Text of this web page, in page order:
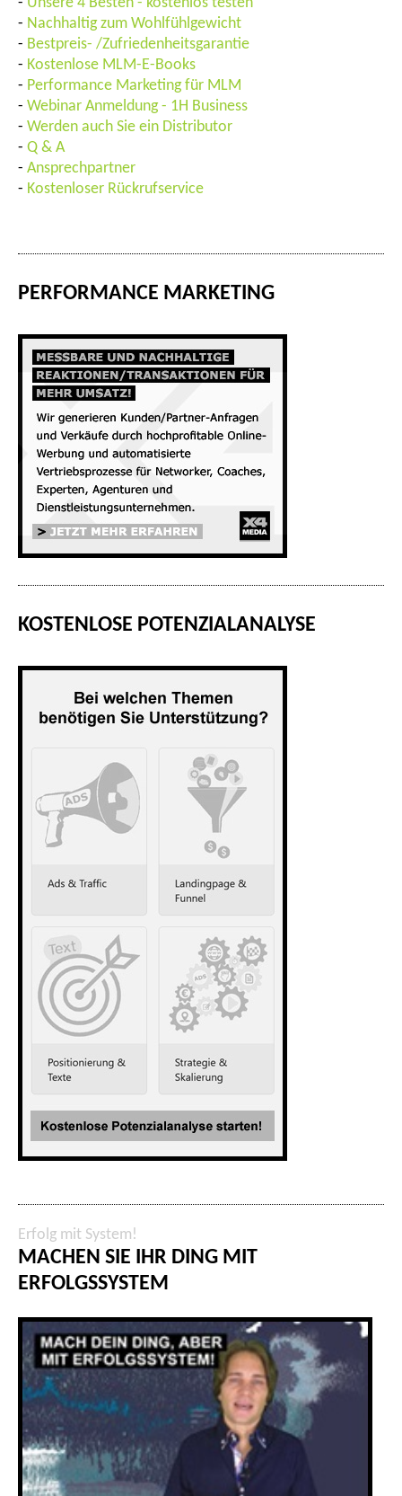
- Nachhaltig zum Wohlfühlgewicht
- Bestpreis- /Zufriedenheitsgarantie
- Kostenlose MLM-E-Books
- Performance Marketing für MLM
- Webinar Anmeldung - 1H Business
- Werden auch Sie ein Distributor
- Q & A
- Ansprechpartner
- Kostenloser Rückrufservice
PERFORMANCE MARKETING
KOSTENLOSE POTENZIALANALYSE
Erfolg mit System!
MACHEN SIE IHR DING MIT
ERFOLGSSYSTEM